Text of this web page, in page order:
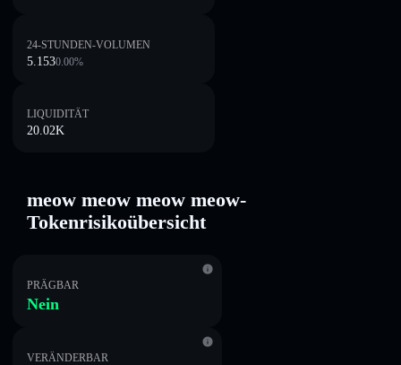
24-STUNDEN-VOLUMEN
5.1530.00%
LIQUIDITÄT
20.02K
meow meow meow meow-
Tokenrisikoübersicht
PRÄGBAR
Nein
VERÄNDERBAR